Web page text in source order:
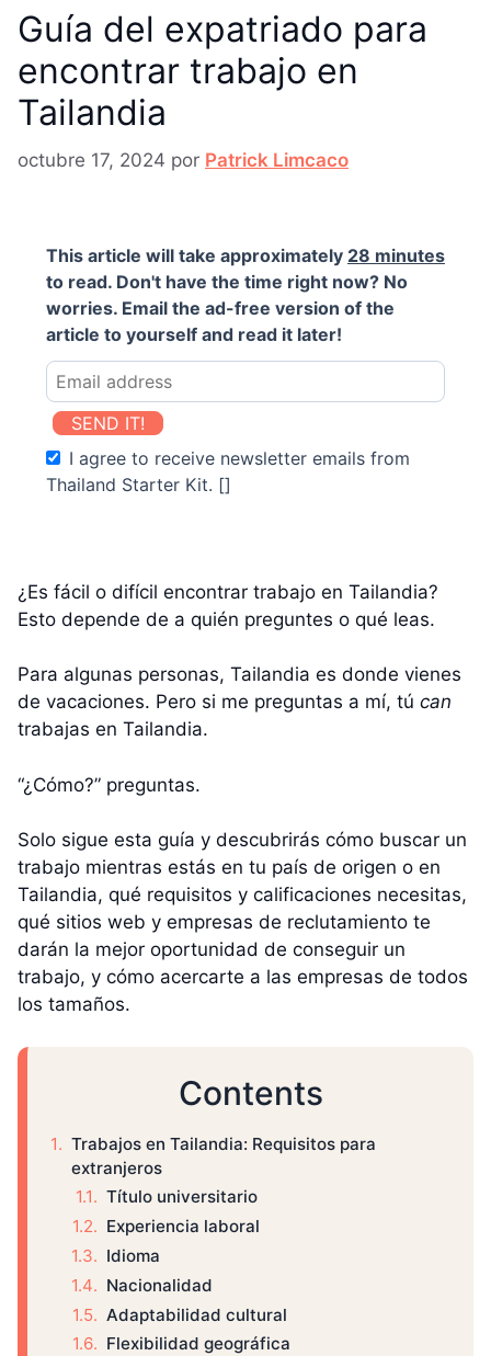
Guía del expatriado para
encontrar trabajo en
Tailandia
octubre 17, 2024 por Patrick Limcaco
This article will take approximately 28 minutes
to read. Don't have the time right now? No
worries. Email the ad-free version of the
article to yourself and read it later!
SEND IT!
I agree to receive newsletter emails from
Thailand Starter Kit. []
¿Es fácil o difícil encontrar trabajo en Tailandia?
Esto depende de a quién preguntes o qué leas.
Para algunas personas, Tailandia es donde vienes
de vacaciones. Pero si me preguntas a mí, tú can
trabajas en Tailandia.
“¿Cómo?” preguntas.
Solo sigue esta guía y descubrirás cómo buscar un
trabajo mientras estás en tu país de origen o en
Tailandia, qué requisitos y calificaciones necesitas,
qué sitios web y empresas de reclutamiento te
darán la mejor oportunidad de conseguir un
trabajo, y cómo acercarte a las empresas de todos
los tamaños.
Contents
Trabajos en Tailandia: Requisitos para
extranjeros
Título universitario
Experiencia laboral
Idioma
Nacionalidad
Adaptabilidad cultural
Flexibilidad geográfica